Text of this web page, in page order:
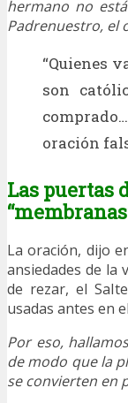
hermano no
Padrenuestro, el
“Quienes
son
oración
Las puertas
La oración, dijo
ansiedades de la
de rezar, el
usadas antes en
Por eso,
de modo que la
se convierten en